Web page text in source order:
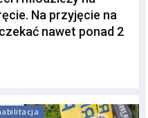
Na przyjęcie na
nawet ponad 2